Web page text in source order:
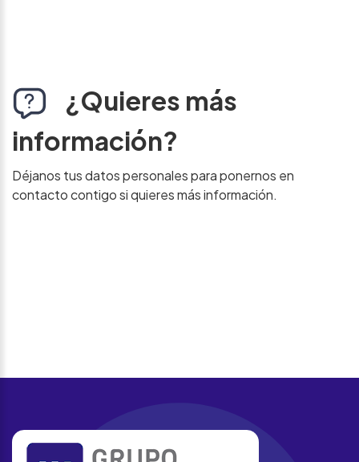
¿Quieres más
información?
Déjanos tus datos personales para ponernos en
contacto contigo si quieres más información.